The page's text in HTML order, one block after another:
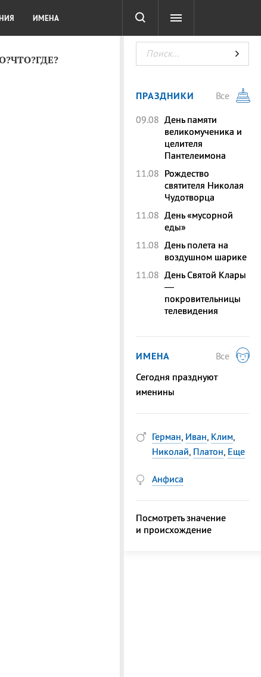
ТЕСТЫ
ИМЕНА
ПРАЗДНИКИ
Все
09.08 День памяти
великомученика и
целителя
Пантелеимона
11.08 Рождество
святителя Николая
Чудотворца
11.08 День «мусорной
еды»
11.08 День полета на
воздушном шарике
11.08 День Святой Клары
—
покровительницы
телевидения
ИМЕНА
Все
Сегодня празднуют
именины
Герман, Иван, Клим,
Николай, Платон, Еще
Анфиса
Посмотреть значение
и происхождение